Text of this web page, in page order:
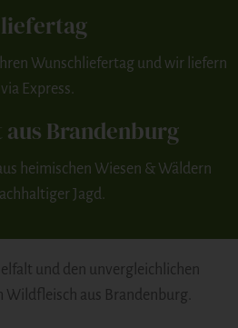
Wunschliefertag und wir liefern
Express.
Brandenburg
heimischen Wiesen & Wäldern
Jagd.
und den unvergleichlichen
Wildfleisch aus Brandenburg.